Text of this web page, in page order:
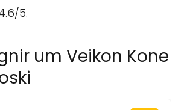
5.
um Veikon Kone